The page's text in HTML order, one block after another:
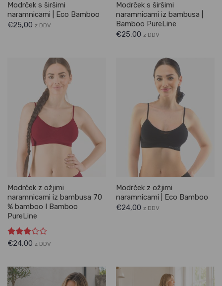
Modrček s širšimi
naramnicami | Eco Bamboo
€25,00 z DDV
Modrček s širšimi
naramnicami iz bambusa |
Bamboo PureLine
€25,00 z DDV
Modrček z ožjimi
naramnicami iz bambusa 70
% bamboo I Bamboo
PureLine
Ocenjeno
€24,00 z DDV
Modrček z ožjimi
naramnicami | Eco Bamboo
€24,00 z DDV